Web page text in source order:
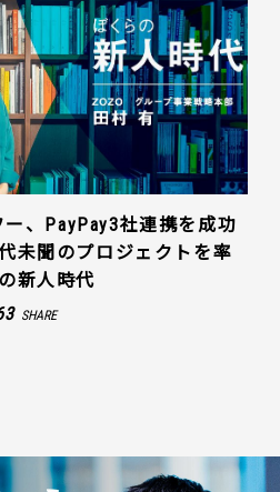
ー、PayPay3社連携を成功
未聞のプロジェクトを率
新人時代
SHARE